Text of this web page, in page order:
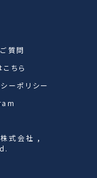
質問
ちら
ーポリシー
式会社 ,